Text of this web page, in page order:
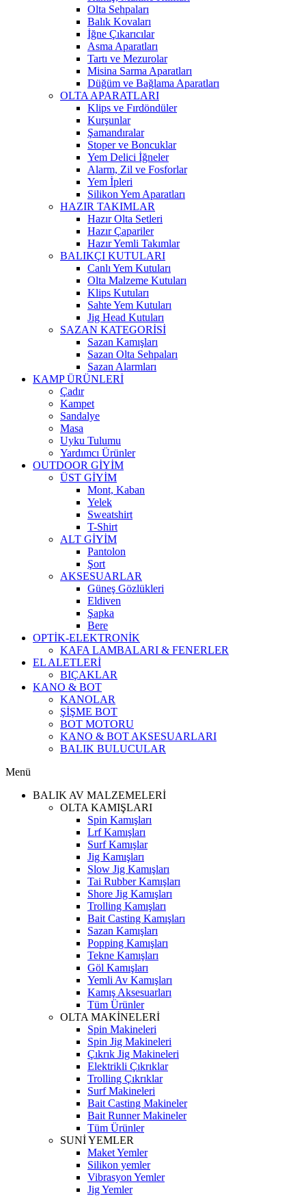
Olta Sehpaları
Balık Kovaları
İğne Çıkarıcılar
Asma Aparatları
Tartı ve Mezurolar
Misina Sarma Aparatları
Düğüm ve Bağlama Aparatları
OLTA APARATLARI
Klips ve Fırdöndüler
Kurşunlar
Şamandıralar
Stoper ve Boncuklar
Yem Delici İğneler
Alarm, Zil ve Fosforlar
Yem İpleri
Silikon Yem Aparatları
HAZIR TAKIMLAR
Hazır Olta Setleri
Hazır Çapariler
Hazır Yemli Takımlar
BALIKÇI KUTULARI
Canlı Yem Kutuları
Olta Malzeme Kutuları
Klips Kutuları
Sahte Yem Kutuları
Jig Head Kutuları
SAZAN KATEGORİSİ
Sazan Kamışları
Sazan Olta Sehpaları
Sazan Alarmları
KAMP ÜRÜNLERİ
Çadır
Kampet
Sandalye
Masa
Uyku Tulumu
Yardımcı Ürünler
OUTDOOR GİYİM
ÜST GİYİM
Mont, Kaban
Yelek
Sweatshirt
T-Shirt
ALT GİYİM
Pantolon
Şort
AKSESUARLAR
Güneş Gözlükleri
Eldiven
Şapka
Bere
OPTİK-ELEKTRONİK
KAFA LAMBALARI & FENERLER
EL ALETLERİ
BIÇAKLAR
KANO & BOT
KANOLAR
ŞİŞME BOT
BOT MOTORU
KANO & BOT AKSESUARLARI
BALIK BULUCULAR
Menü
BALIK AV MALZEMELERİ
OLTA KAMIŞLARI
Spin Kamışları
Lrf Kamışları
Surf Kamışlar
Jig Kamışları
Slow Jig Kamışları
Tai Rubber Kamışları
Shore Jig Kamışları
Trolling Kamışları
Bait Casting Kamışları
Sazan Kamışları
Popping Kamışları
Tekne Kamışları
Göl Kamışları
Yemli Av Kamışları
Kamış Aksesuarları
Tüm Ürünler
OLTA MAKİNELERİ
Spin Makineleri
Spin Jig Makineleri
Çıkrık Jig Makineleri
Elektrikli Çıkrıklar
Trolling Çıkrıklar
Surf Makineleri
Bait Casting Makineler
Bait Runner Makineler
Tüm Ürünler
SUNİ YEMLER
Maket Yemler
Silikon yemler
Vibrasyon Yemler
Jig Yemler